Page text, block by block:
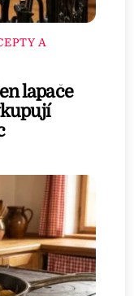
A
lapače